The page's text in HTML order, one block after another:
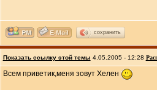
сохранить
Показать ссылку этой темы 4.05.2005 - 12:28
Всем приветик,меня зовут Хелен